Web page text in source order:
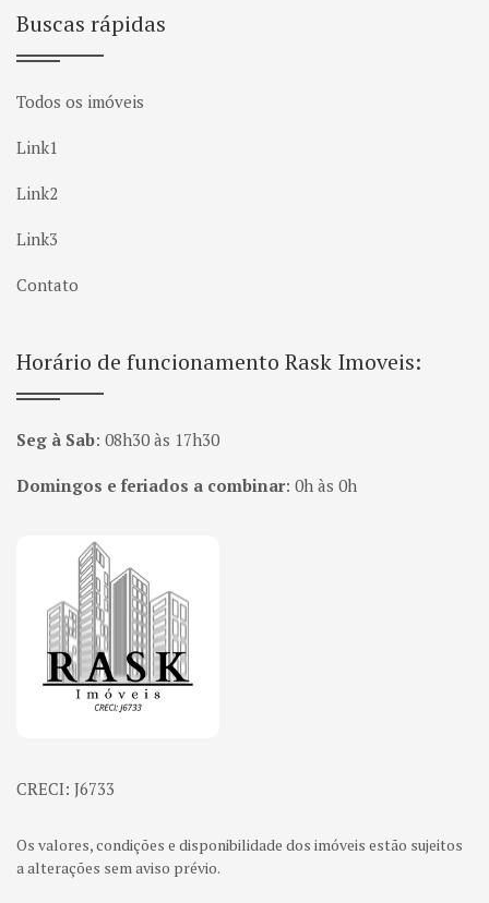
Buscas rápidas
Todos os imóveis
Link1
Link2
Link3
Contato
Horário de funcionamento Rask Imoveis:
Seg à Sab: 08h30 às 17h30
Domingos e feriados a combinar: 0h às 0h
Página inicial
CRECI: J6733
Os valores, condições e disponibilidade dos imóveis estão sujeitos
a alterações sem aviso prévio.